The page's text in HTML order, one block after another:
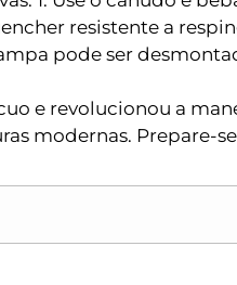
resistente a
pode ser
e revolucionou a
modernas. Prepare-